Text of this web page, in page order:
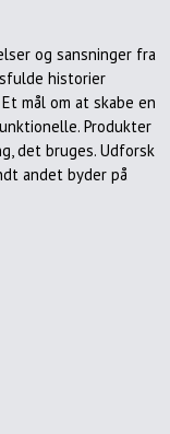
og sansninger fra
historier
mål om at skabe en
Produkter
det bruges. Udforsk
andet byder på